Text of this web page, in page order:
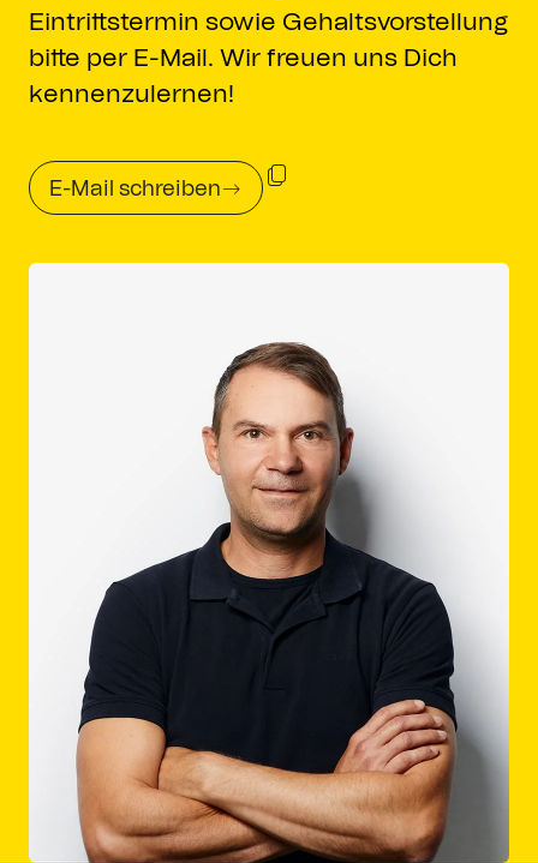
Eintrittstermin sowie Gehaltsvorstellung
bitte per E-Mail. Wir freuen uns Dich
kennenzulernen!
E-Mail schreiben